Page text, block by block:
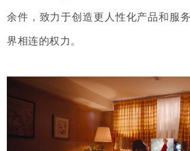
余件，致力于创造更人性化产品和服
界相连的权力。